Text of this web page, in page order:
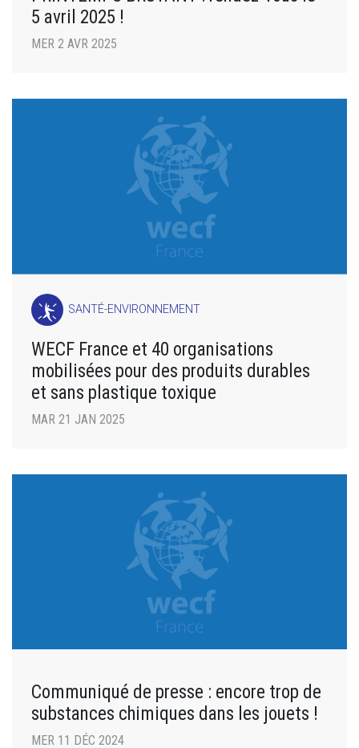
5 avril 2025 !
MER 2 AVR 2025
SANTÉ-ENVIRONNEMENT
WECF France et 40 organisations
mobilisées pour des produits durables
et sans plastique toxique
MAR 21 JAN 2025
Communiqué de presse : encore trop de
substances chimiques dans les jouets !
MER 11 DÉC 2024